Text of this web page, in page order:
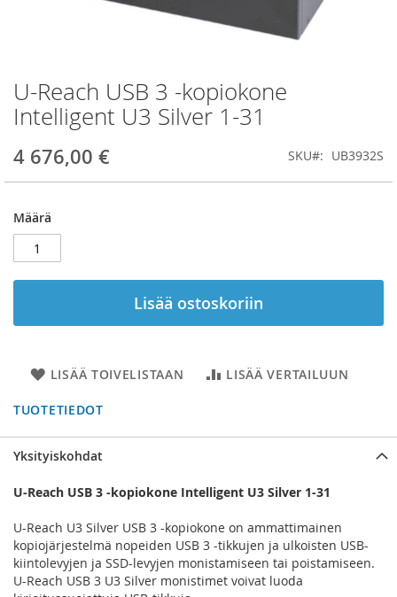
U-Reach USB 3 -kopiokone
Intelligent U3 Silver 1-31
4 676,00 € SKU UB3932S
Määrä
Lisää ostoskoriin
LISÄÄ TOIVELISTAAN LISÄÄ VERTAILUUN
TUOTETIEDOT
Skip
to
the
of
gallery
Yksityiskohdat
U-Reach USB 3 -kopiokone Intelligent U3 Silver 1-31
U-Reach U3 Silver USB 3 -kopiokone on ammattimainen
kopiojärjestelmä nopeiden USB 3 -tikkujen ja ulkoisten USB-
kiintolevyjen ja SSD-levyjen monistamiseen tai poistamiseen.
U-Reach USB 3 U3 Silver monistimet voivat luoda